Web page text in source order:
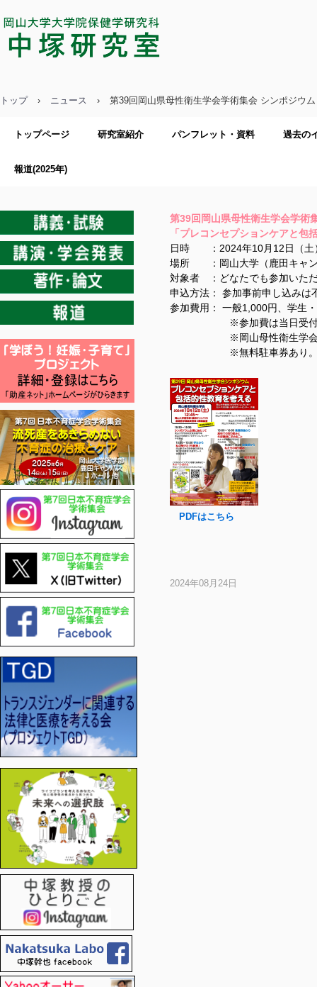
研究科
トップ › ニュース › 第39回岡山県母性衛生学会学術集会 シンポジウ
トップページ 研究室紹介 パンフレット・資料 過去の
報道(2025年)
第39回岡山県母性衛生学会学術
「プレコンセプションケアと包
日時 ：2024年10月12日（土
場所 ：岡山大学（鹿田キャ
対象者 ：どなたでも参加いた
申込方法： 参加事前申し込みは
参加費用： 一般1,000円、学生
※参加費は当日受付でい
※岡山母性衛生学会の会
※無料駐車券あり
PDFはこちら
2024年08月24日